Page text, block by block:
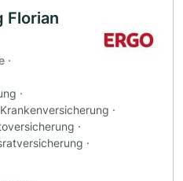
Florian
·
·
·
·
·